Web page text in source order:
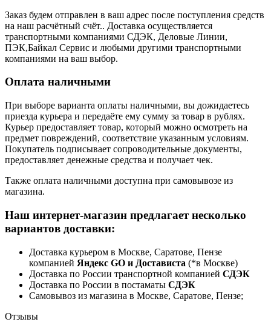
Заказ будем отправлен в ваш адрес после поступления средств
на наш расчётный счёт.. Доставка осуществляется
транспортными компаниями СДЭК, Деловые Линии,
ПЭК,Байкал Сервис и любыми другими транспортными
компаниями на ваш выбор.
Оплата наличными
При выборе варианта оплаты наличными, вы дожидаетесь
приезда курьера и передаёте ему сумму за товар в рублях.
Курьер предоставляет товар, который можно осмотреть на
предмет повреждений, соответствие указанным условиям.
Покупатель подписывает сопроводительные документы,
предоставляет денежные средства и получает чек.
Также оплата наличными доступна при самовывозе из
магазина.
Наш интернет-магазин предлагает несколько
вариантов доставки:
Доставка курьером в Москве, Саратове, Пензе
компанией Яндекс GO и Достависта (*в Москве)
Доставка по России транспортной компанией СДЭК
Доставка по России в постаматы СДЭК
Самовывоз из магазина в Москве, Саратове, Пензе;
Отзывы